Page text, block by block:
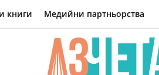
книги Медийни партньорства